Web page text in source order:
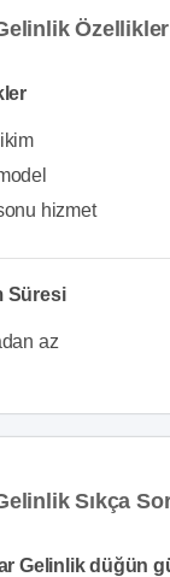
Özellikler
hizmet
Süresi
az
Sıkça
Gelinlik düğün